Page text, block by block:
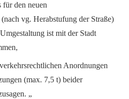
für den neuen
(nach vg. Herabstufung der Straße)
ist mit der Stadt
Anordnungen
(max. 7,5 t) beider
„